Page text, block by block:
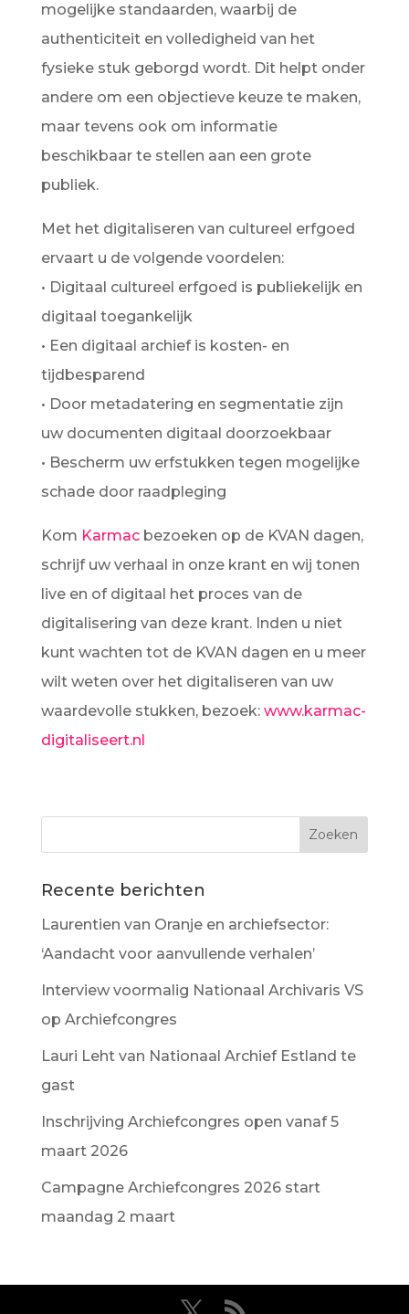
mogelijke standaarden, waarbij de
authenticiteit en volledigheid van het
fysieke stuk geborgd wordt. Dit helpt onder
andere om een objectieve keuze te maken,
maar tevens ook om informatie
beschikbaar te stellen aan een grote
publiek.
Met het digitaliseren van cultureel erfgoed
ervaart u de volgende voordelen:
• Digitaal cultureel erfgoed is publiekelijk en
digitaal toegankelijk
• Een digitaal archief is kosten- en
tijdbesparend
• Door metadatering en segmentatie zijn
uw documenten digitaal doorzoekbaar
• Bescherm uw erfstukken tegen mogelijke
schade door raadpleging
Kom Karmacbezoeken op de KVAN dagen,
schrijf uw verhaal in onze krant en wij tonen
live en of digitaal het proces van de
digitalisering van deze krant. Inden u niet
kunt wachten tot de KVAN dagen en u meer
wilt weten over het digitaliseren van uw
waardevolle stukken, bezoek: www.karmac-
digitaliseert.nl
Recente berichten
Laurentien van Oranje en archiefsector:
‘Aandacht voor aanvullende verhalen’
Interview voormalig Nationaal Archivaris VS
op Archiefcongres
Lauri Leht van Nationaal Archief Estland te
gast
Inschrijving Archiefcongres open vanaf 5
maart 2026
Campagne Archiefcongres 2026 start
maandag 2 maart